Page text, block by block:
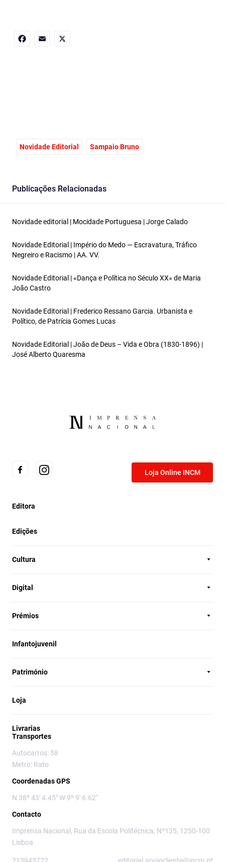
Novidade Editorial Sampaio Bruno
Publicações Relacionadas
Novidade editorial | Mocidade Portuguesa | Jorge Calado
Novidade Editorial | Império do Medo — Escravatura, Tráfico
Negreiro e Racismo | AA. VV.
Novidade Editorial | «Dança e Política no Século XX» de Maria
João Castro
Novidade Editorial | Frederico Ressano Garcia. Urbanista e
Político, de Patrícia Gomes Lucas
Novidade Editorial | João de Deus – Vida e Obra (1830-1896) |
José Alberto Quaresma
Loja Online INCM
Editora
Edições
Cultura
Digital
Prémios
Infantojuvenil
Património
Loja
Livrarias
Transportes
Autocarros: 58
Metro: Rato
Coordenadas GPS
N 38º 43' 4.45" W 9º 9' 6.62"
Contacto
Imprensa Nacional, Rua da Escola Politécnica, Nº135, 1250-100
Lisboa